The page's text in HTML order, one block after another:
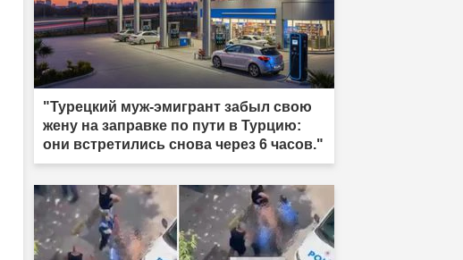
"Турецкий муж-эмигрант забыл свою
жену на заправке по пути в Турцию:
они встретились снова через 6 часов."